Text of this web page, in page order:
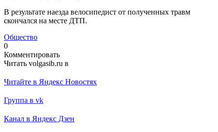
В результате наезда велосипедист от полученных травм
скончался на месте ДТП.
Общество
0
Комментировать
Читать volgasib.ru в
Читайте в Яндекс Новостях
Группа в vk
Канал в Яндекс Дзен